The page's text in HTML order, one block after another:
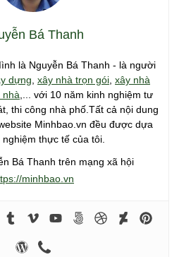
Bá Thanh
là Nguyễn Bá Thanh - là người
dựng, xây nhà trọn gói, xây nhà
nhà,... với 10 năm kinh nghiệm tư
thi công nhà phố.Tất cả nội dung
Minhbao.vn đều được dựa
nghiệm thực tế của tôi.
Bá Thanh trên mạng xã hội
minhbao.vn